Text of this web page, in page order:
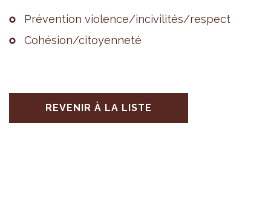
Pré­ven­tion vio­lence/inci­vi­li­tés/res­pect
Cohé­sion/citoyen­neté
REVENIR À LA LISTE